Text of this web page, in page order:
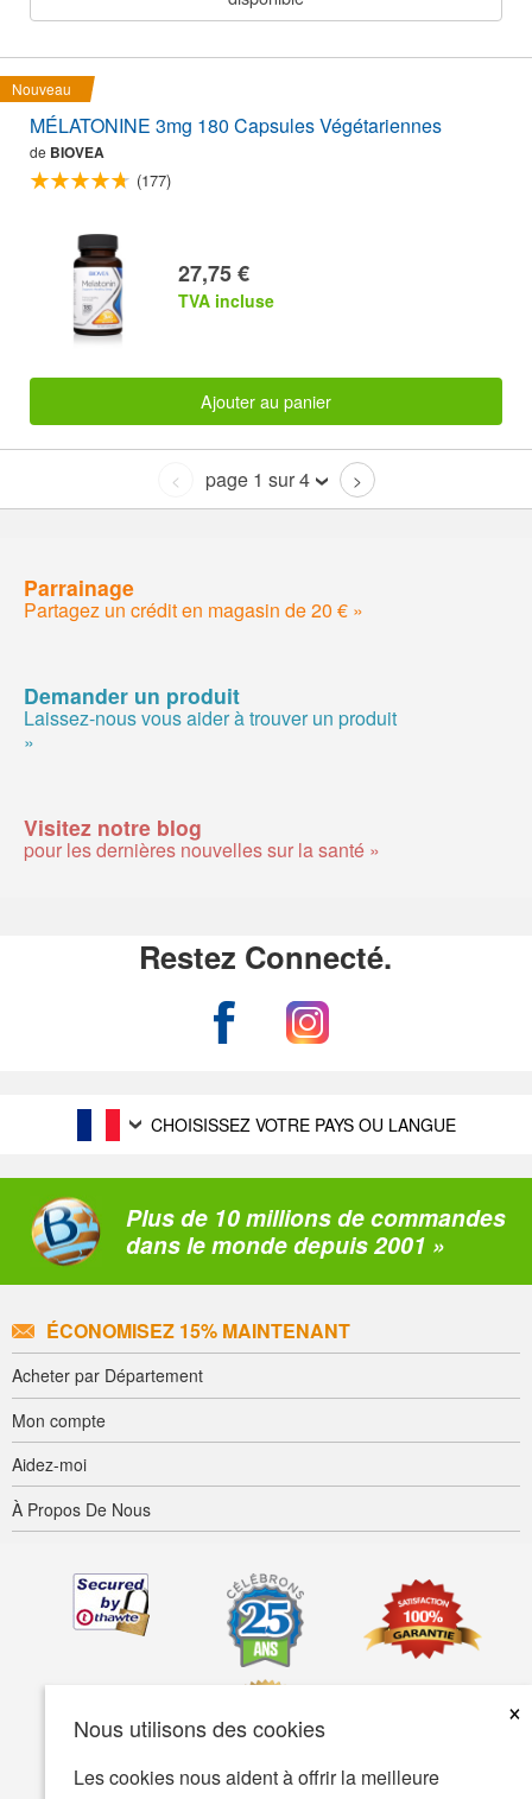
Nous utilisons des cookies
×
Les cookies nous aident à offrir la meilleure
Nouveau
MÉLATONINE 3mg 180 Capsules Végétariennes
de BIOVEA
(177)
27,75 €
TVA incluse
Ajouter au panier
< page 1 sur 4 >
Parrainage
Partagez un crédit en magasin de 20 € »
Demander un produit
Laissez-nous vous aider à trouver un produit
»
Visitez notre blog
pour les dernières nouvelles sur la santé »
Restez Connecté.
CHOISISSEZ VOTRE PAYS OU LANGUE
Plus de 10 millions de commandes
dans le monde depuis 2001 »
ÉCONOMISEZ 15% MAINTENANT
Acheter par Département
Mon compte
Aidez-moi
À Propos De Nous